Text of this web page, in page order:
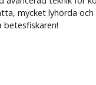
mycket lyhörda
betesfiskaren!